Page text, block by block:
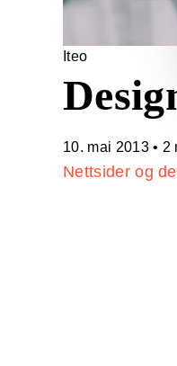
Iteo
10. mai 2013• 2
Nettsider og